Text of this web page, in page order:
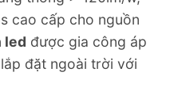
cao cấp cho nguồn
led được gia công áp
đặt ngoài trời với